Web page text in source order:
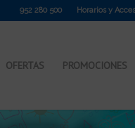
952 280 500 Horarios y
OFERTAS PROMOCIONES